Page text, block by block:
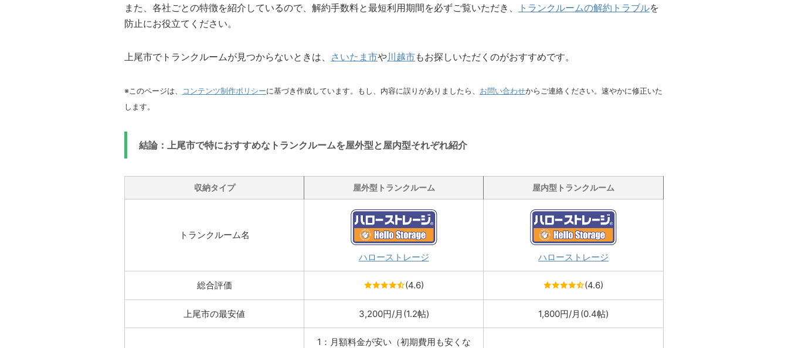
また、各社ごとの特徴を紹介しているので、解約手数料と最短利用期間を必ずご覧いただき、 トランクルームの解約トラブルを
防止にお役立てください。
上尾市でトランクルームが見つからないときは、 さいたま市や川越市もお探しいただくのがおすすめです。
※このページは、 コンテンツ制作ポリシーに基づき作成しています。もし、内容に誤りがありましたら、 お問い合わせからご連絡ください。速やかに修正いた
します。
結論：上尾市で特におすすめなトランクルームを屋外型と屋内型それぞれ紹介
収納タイプ 屋外型トランクルーム 屋内型トランクルーム
トランクルーム名
ハローストレージ
ハローストレージ
総合評価 (4.6) (4.6)
上尾市の最安値 3,200円/月(1.2帖) 1,800円/月(0.4帖)
1：月額料金が安い（初期費用も安くな